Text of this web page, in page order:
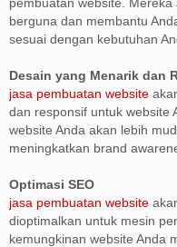
berguna dan membantu
sesuai dengan kebutuhan
Desain yang Menarik dan
jasa pembuatan website
dan responsif untuk website
website Anda akan lebih
meningkatkan brand
Optimasi SEO
jasa pembuatan website
dioptimalkan untuk mesin
kemungkinan website Anda